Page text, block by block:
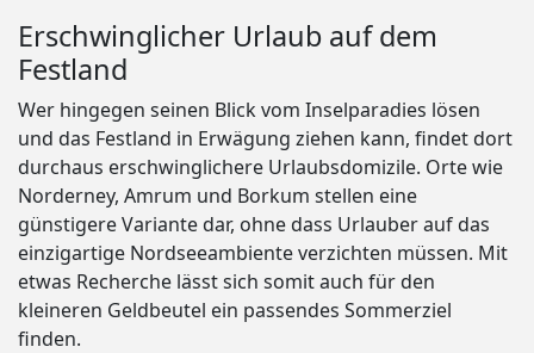
Erschwinglicher Urlaub auf dem
Festland
Wer hingegen seinen Blick vom Inselparadies lösen
und das Festland in Erwägung ziehen kann, findet dort
durchaus erschwinglichere Urlaubsdomizile. Orte wie
Norderney, Amrum und Borkum stellen eine
günstigere Variante dar, ohne dass Urlauber auf das
einzigartige Nordseeambiente verzichten müssen. Mit
etwas Recherche lässt sich somit auch für den
kleineren Geldbeutel ein passendes Sommerziel
finden.